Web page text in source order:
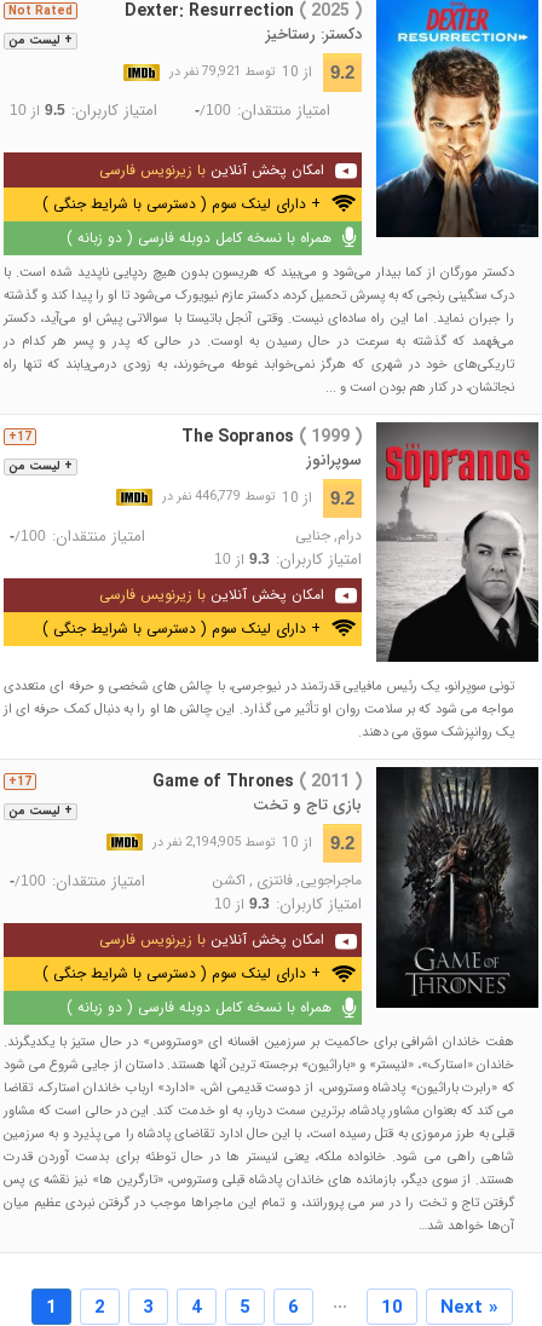
+ لیست من
Not Rated Dexter: Resurrection ( 2025 )
دکستر: رستاخیز
9.2 از 10 توسط 79,921 نفر در
امتیاز منتقدان: -/100 امتیاز کاربران: 9.5از 10
امکان پخش آنلاین با زیرنویس فارسی
+ دارای لینک سوم ( دسترسی با شرایط جنگی )
همراه با نسخه کامل دوبله فارسی ( دو زبانه )
دکستر مورگان از کما بیدار می‌شود و می‌بیند که هریسون بدون هیچ ردپایی ناپدید شده است. با
درک سنگینی رنجی که به پسرش تحمیل کرده، دکستر عازم نیویورک می‌شود تا او را پیدا کند و گذشته
را جبران نماید. اما این راه ساده‌ای نیست. وقتی آنجل باتیستا با سوالاتی پیش او می‌آید، دکستر
می‌فهمد که گذشته به سرعت در حال رسیدن به اوست. در حالی که پدر و پسر هر کدام در
تاریکی‌های خود در شهری که هرگز نمی‌خوابد غوطه می‌خورند، به زودی درمی‌یابند که تنها راه
نجاتشان، در کنار هم بودن است و ...
+ لیست من
17+ The Sopranos ( 1999 )
سوپرانوز
9.2 از 10 توسط 446,779 نفر در
درام, جنایی امتیاز منتقدان: -/100
امتیاز کاربران: 9.3از 10
امکان پخش آنلاین با زیرنویس فارسی
+ دارای لینک سوم ( دسترسی با شرایط جنگی )
تونی سوپرانو، یک رئیس مافیایی قدرتمند در نیوجرسی، با چالش های شخصی و حرفه ای متعددی
مواجه می شود که بر سلامت روان او تأثیر می گذارد. این چالش ها او را به دنبال کمک حرفه ای از
یک روانپزشک سوق می دهند.
+ لیست من
17+ Game of Thrones ( 2011 )
بازی تاج و تخت
9.2 از 10 توسط 2,194,905 نفر در
ماجراجویی,فانتزی , اکشن امتیاز منتقدان: -/100
امتیاز کاربران: 9.3از 10
امکان پخش آنلاین با زیرنویس فارسی
+ دارای لینک سوم ( دسترسی با شرایط جنگی )
همراه با نسخه کامل دوبله فارسی ( دو زبانه )
هفت خاندان اشرافی برای حاکمیت بر سرزمین افسانه ای «وستروس» در حال ستیز با یکدیگرند.
خاندان «استارک»، «لنیستر» و «باراثیون» برجسته ترین آنها هستند. داستان از جایی شروع می شود
که «رابرت باراثیون» پادشاه وستروس، از دوست قدیمی اش، «ادارد» ارباب خاندان استارک، تقاضا
می کند که بعنوان مشاور پادشاه، برترین سمت دربار، به او خدمت کند. این در حالی است که مشاور
قبلی به طرز مرموزی به قتل رسیده است، با این حال ادارد تقاضای پادشاه را می پذیرد و به سرزمین
شاهی راهی می شود. خانواده ملکه، یعنی لنیستر ها در حال توطئه برای بدست آوردن قدرت
هستند. از سوی دیگر، بازمانده های خاندان پادشاه قبلی وستروس، «تارگرین ها» نیز نقشه ی پس
گرفتن تاج و تخت را در سر می پرورانند، و تمام این ماجراها موجب در گرفتن نبردی عظیم میان
آن‌ها خواهد شد…
1 2 3 4 5 6 ... 10 Next »